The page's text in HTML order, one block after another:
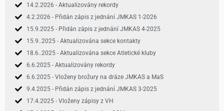
14.2.2026 - Aktualizovány rekordy
4.2.2026 - Přidán zápis z jednání JMKAS 1-2026
15.9.2025 - Přidán zápis z jednání JMKAS 4-2025
15.9..2025 - Aktualizována sekce kontakty
18.6..2025 - Aktualizována sekce Atletické kluby
6.6.2025 - Aktualizovány rekordy
6.6.2025 - Vloženy brožury na dráze JMKAS a MaS
9.4.2025 - Přidán zápis z jednání JMKAS 3-2025
17.4.2025 - Vloženy zápisy z VH